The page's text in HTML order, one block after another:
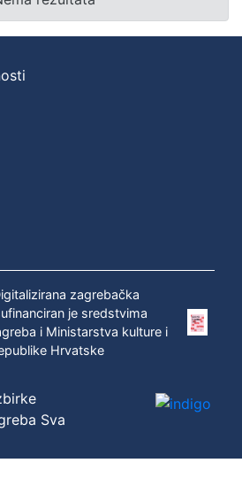
zagrebačka
je sredstvima
i Ministarstva kulture i
Hrvatske
Sva